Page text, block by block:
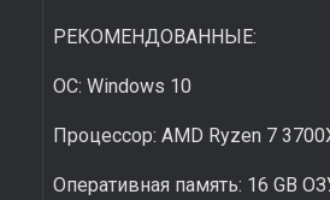
РЕКОМЕНДОВАННЫЕ:
ОС: Windows 10
Процессор: AMD Ryzen 7
Оперативная память: 16 GB